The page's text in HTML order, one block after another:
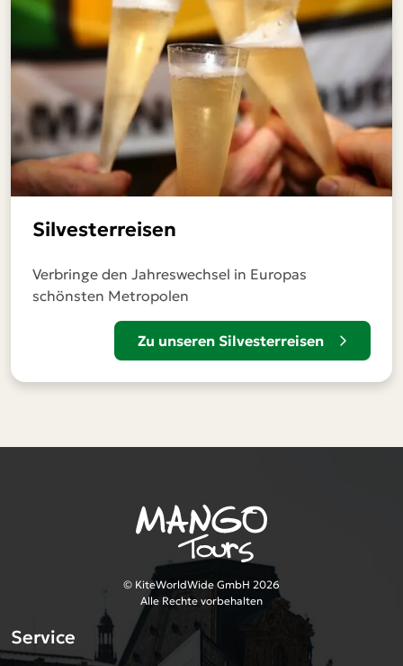
Silvesterreisen
Verbringe den Jahreswechsel in Europas
schönsten Metropolen
Zu unseren Silvesterreisen
© KiteWorldWide GmbH 2026
Alle Rechte vorbehalten
Service